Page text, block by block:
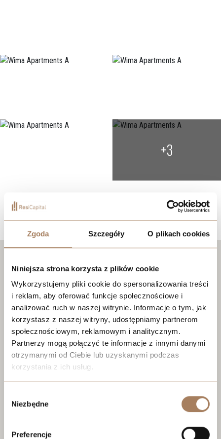
Zgoda Szczegóły O plikach cookies
Niniejsza strona korzysta z plików cookie
Wykorzystujemy pliki cookie do spersonalizowania treści
i reklam, aby oferować funkcje społecznościowe i
analizować ruch w naszej witrynie. Informacje o tym, jak
korzystasz z naszej witryny, udostępniamy partnerom
społecznościowym, reklamowym i analitycznym.
Partnerzy mogą połączyć te informacje z innymi danymi
otrzymanymi od Ciebie lub uzyskanymi podczas
korzystania z ich usług.
process your information.
zgody
Niezbędne
Preferencje
+3
Localization